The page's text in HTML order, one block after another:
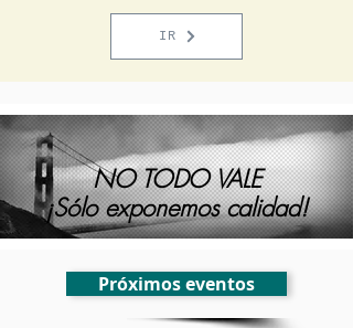
IR
NO TODO VALE
¡Sólo exponemos calidad!
Próximos eventos